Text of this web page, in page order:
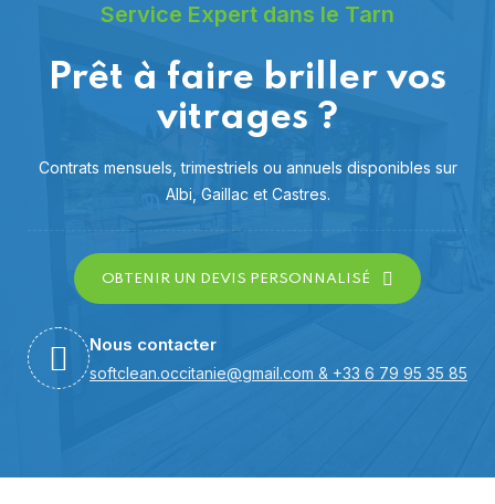
Service Expert dans le Tarn
Prêt à faire briller vos
vitrages ?
Contrats mensuels, trimestriels ou annuels disponibles sur
Albi, Gaillac et Castres.
OBTENIR UN DEVIS PERSONNALISÉ
Nous contacter
softclean.occitanie@gmail.com & +33 6 79 95 35 85